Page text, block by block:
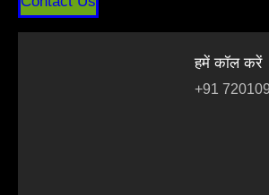
हमें कॉल करें
+91